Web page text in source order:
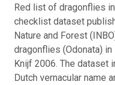
Red list of dragonflies
checklist dataset
Nature and Forest
dragonflies (Odonata)
Knijf 2006. The dataset
Dutch vernacular name